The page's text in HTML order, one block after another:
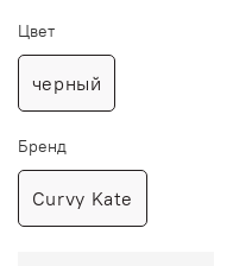
Цвет
черный
Бренд
Curvy Kate